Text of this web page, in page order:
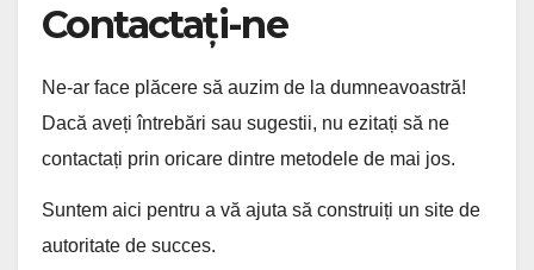
Contactați-ne
Ne-ar face plăcere să auzim de la dumneavoastră!
Dacă aveți întrebări sau sugestii, nu ezitați să ne
contactați prin oricare dintre metodele de mai jos.
Suntem aici pentru a vă ajuta să construiți un site de
autoritate de succes.